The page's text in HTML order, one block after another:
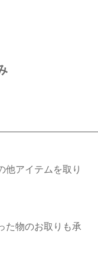
他アイテムを取り
た物のお取りも承